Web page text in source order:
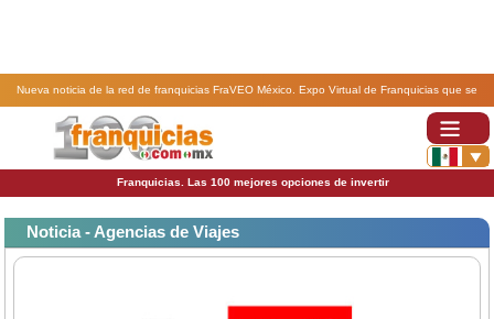
Nueva noticia de la red de franquicias FraVEO México. Expo Virtual de Franquicias que se
realizará del 26 al 28 de octubre de 2020.
Franquicias. Las 100 mejores opciones de invertir
Noticia - Agencias de Viajes